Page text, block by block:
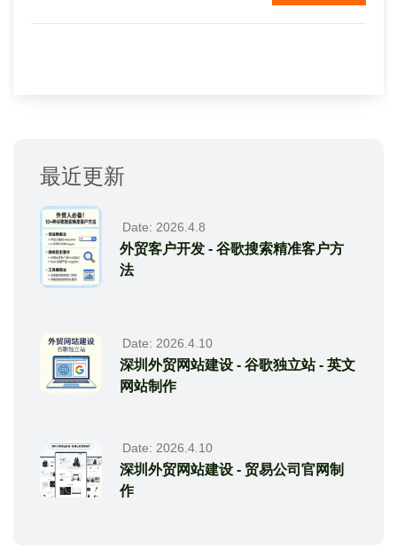
重...
最近更新
Date: 2026.4.8
外贸客户开发 - 谷歌搜索精准客户方
法
Date: 2026.4.10
深圳外贸网站建设 - 谷歌独立站 - 英文
网站制作
Date: 2026.4.10
深圳外贸网站建设 - 贸易公司官网制
作